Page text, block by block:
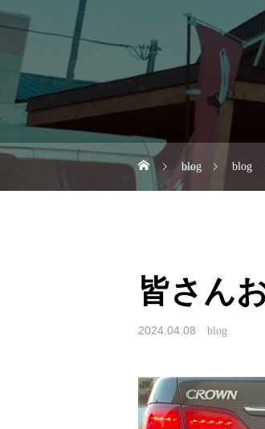
blog blog
皆さん
2024.04.08 blog